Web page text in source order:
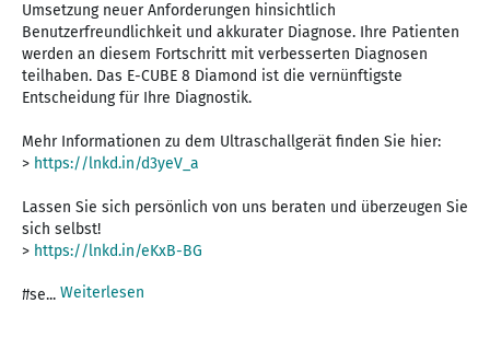
Umsetzung neuer Anforderungen hinsichtlich
Benutzerfreundlichkeit und akkurater Diagnose. Ihre Patienten
werden an diesem Fortschritt mit verbesserten Diagnosen
teilhaben. Das E-CUBE 8 Diamond ist die vernünftigste
Entscheidung für Ihre Diagnostik.
Mehr Informationen zu dem Ultraschallgerät finden Sie hier:
> https://lnkd.in/d3yeV_a
Lassen Sie sich persönlich von uns beraten und überzeugen Sie
sich selbst!
> https://lnkd.in/eKxB-BG
#se... Weiterlesen